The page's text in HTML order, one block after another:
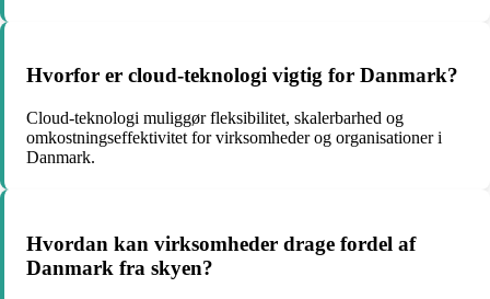
Hvorfor er cloud-teknologi vigtig for Danmark?
Cloud-teknologi muliggør fleksibilitet, skalerbarhed og
omkostningseffektivitet for virksomheder og organisationer i
Danmark.
Hvordan kan virksomheder drage fordel af
Danmark fra skyen?